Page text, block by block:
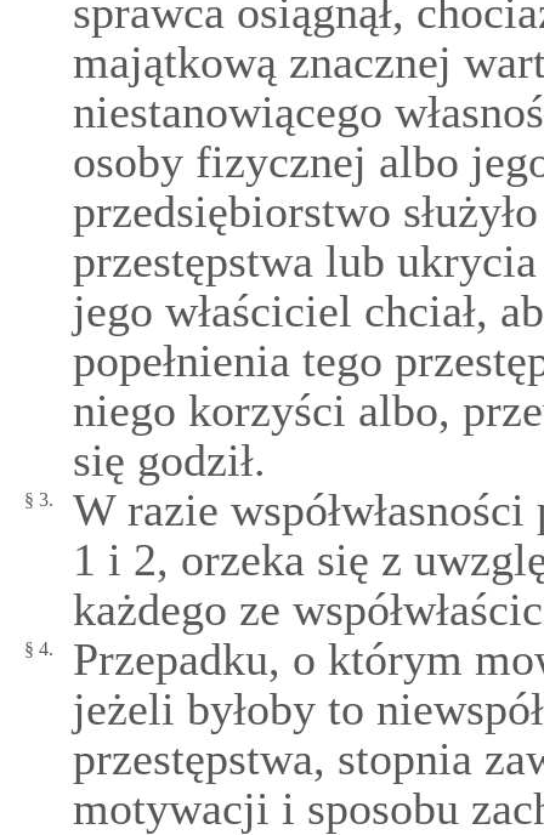
sprawca osiągnął,
majątkową znacznej
niestanowiącego
osoby fizycznej albo
przedsiębiorstwo
przestępstwa lub
jego właściciel chciał,
popełnienia tego
niego korzyści albo,
się godził.
§ 3.
W razie
1 i 2, orzeka się z
każdego ze
§ 4.
Przepadku, o którym
jeżeli byłoby to
przestępstwa, stopnia
motywacji i sposobu